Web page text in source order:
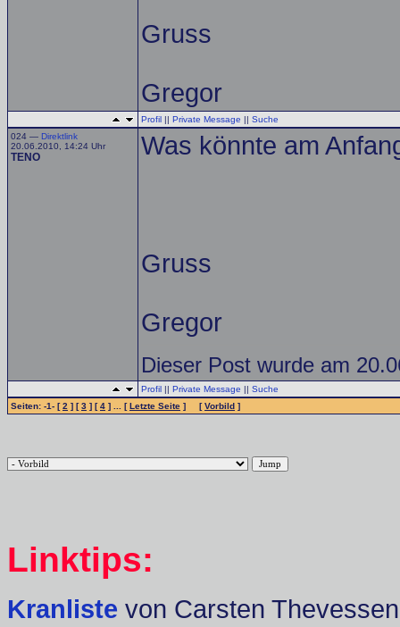
Gruss
Gregor
Profil || Private Message || Suche
024 — Direktlink
20.06.2010, 14:24 Uhr
TENO Was könnte am
Gruss
Gregor
Dieser Post wurde am
Profil || Private Message || Suche
Seiten: -1- [2 ] [3 ] [4 ] ... [Letzte Seite ] [Vorbild ]
Linktips:
Kranliste von Carsten Thevessen